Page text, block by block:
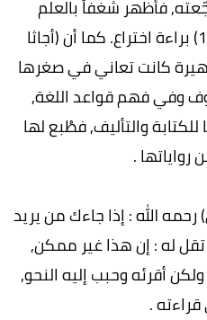
فأظهر شغفاً بالعلم
ونبوغاً, وسجّل للبشرية (1093) براءة اختراع. كما أن (أجاثا
كانت تعاني في صغرها
وفي فهم قواعد اللغة,
والتأليف, فطُبع لها
الله : إذا جاءك من يريد
تقل له : إن هذا غير ممكن,
أقرئه وحبب إليه النحو,
.